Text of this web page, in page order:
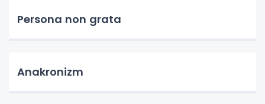
Persona non grata
Anakronizm